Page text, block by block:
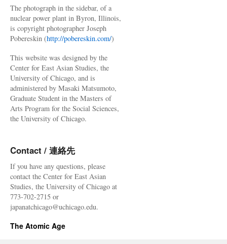
The photograph in the sidebar, of a
nuclear power plant in Byron, Illinois,
is copyright photographer Joseph
Pobereskin (http://pobereskin.com/)
This website was designed by the
Center for East Asian Studies, the
University of Chicago, and is
administered by Masaki Matsumoto,
Graduate Student in the Masters of
Arts Program for the Social Sciences,
the University of Chicago.
Contact / 連絡先
If you have any questions, please
contact the Center for East Asian
Studies, the University of Chicago at
773-702-2715 or
japanatchicago@uchicago.edu.
The Atomic Age